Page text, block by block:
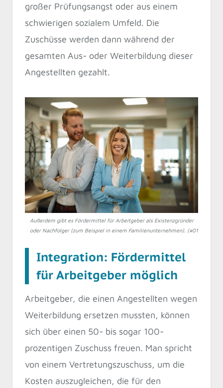
großer Prüfungsangst oder aus einem
schwierigen sozialem Umfeld. Die
Zuschüsse werden dann während der
gesamten Aus- oder Weiterbildung dieser
Angestellten gezahlt.
Außerdem gibt es Fördermittel für Arbeitgeber als Existenzgründer
oder Nachfolger (zum Beispiel in einem Familienunternehmen). (#01)
Integration: Fördermittel
für Arbeitgeber möglich
Arbeitgeber, die einen Angestellten wegen
Weiterbildung ersetzen mussten, können
sich über einen 50- bis sogar 100-
prozentigen Zuschuss freuen. Man spricht
von einem Vertretungszuschuss, um die
Kosten auszugleichen, die für den